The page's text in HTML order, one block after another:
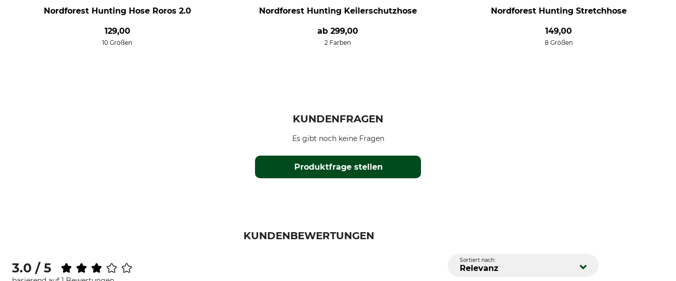
Nordforest Hunting Hose Roros 2.0
129,00
10 Größen
Nordforest Hunting Keilerschutzhose
ab299,00
2 Farben
Nordforest Hunting Stretchhose
149,00
8 Größen
KUNDENFRAGEN
Produktfrage stellen
Es gibt noch keine Fragen
KUNDENBEWERTUNGEN
3.0 / 5
Sortiert nach:
Relevanz